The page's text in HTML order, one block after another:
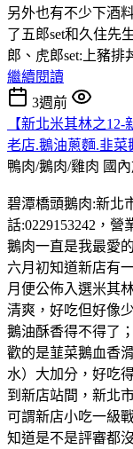
另外也有不少下酒
了五郎set和久住先
郎、虎郎set:上豬排
繼續閱讀
3週前
【新北米其林之
老店.鵝油蔥麵.韭菜
鴨肉/鵝肉/雞肉 國
碧潭橋頭鵝肉:新北
話:0229153242，營
鵝肉一直是我最愛
六月初知道新店有
月便公佈入選米其
清爽，好吃但好像
鵝油酥香得不得了
歡的是韮菜鵝血香
水）大加分，好吃
到新店站間，新北
可謂新店小吃一級
知道是不是評審都